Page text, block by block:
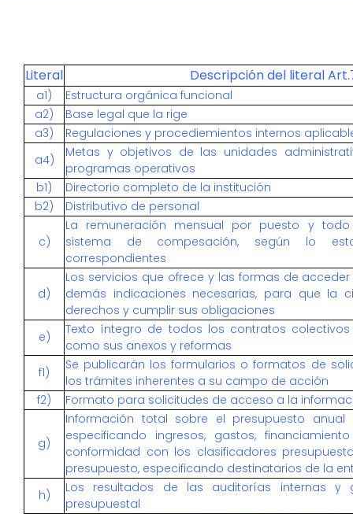
Literal Descripción del literal
a1)
Estructura orgánica funcional
a2)
Base legal que la rige
a3)
Regulaciones y procediemientos internos
a4)
Metas y objetivos de las unidades
programas operativos
b1)
Directorio completo de la institución
b2)
Distributivo de personal
c)
La remuneración mensual por puesto y
sistema de compesación, según lo
correspondientes
d)
Los servicios que ofrece y las formas de
demás indicaciones necesarias, para que la
derechos y cumplir sus obligaciones
e)
Texto íntegro de todos los contratos
como sus anexos y reformas
f1)
Se publicarán los formularios o formatos de
los trámites inherentes a su campo de acción
f2)
Formato para solicitudes de acceso a la
g)
Información total sobre el presupuesto anual
especificando ingresos, gastos,
conformidad con los clasificadores
presupuesto, especificando destinatarios de la
h)
Los resultados de las auditorías internas y
presupuestal